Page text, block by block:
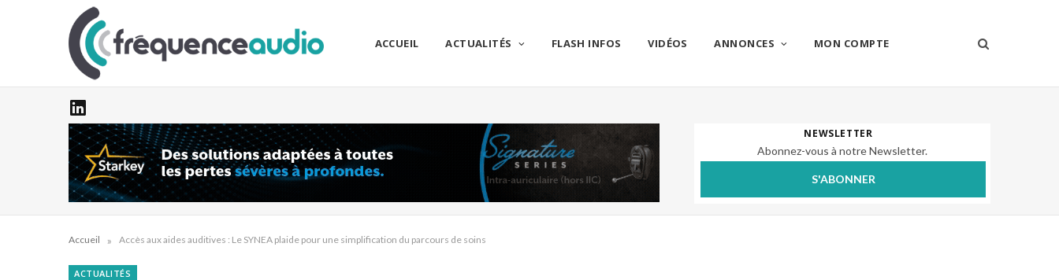
ACCUEIL ACTUALITÉS FLASH INFOS VIDÉOS ANNONCES MON COMPTE
NEWSLETTER
Abonnez-vous à notre Newsletter.
S'ABONNER
Accueil » Accès aux aides auditives : Le SYNEA plaide pour une simplification du parcours de soins
ACTUALITÉS